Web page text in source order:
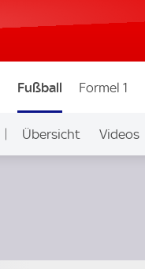
Fußball Formel 1
Übersicht Videos